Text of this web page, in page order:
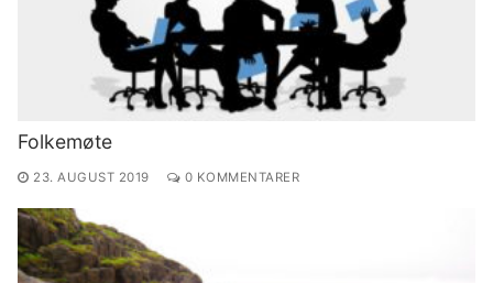
Folkemøte
23. AUGUST 2019 0 KOMMENTARER